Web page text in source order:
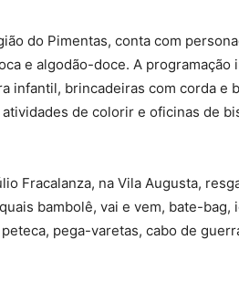
do Pimentas, conta com
e algodão-doce. A programação
infantil, brincadeiras com corda e
de colorir e oficinas de
Fracalanza, na Vila Augusta,
bambolê, vai e vem, bate-
pega-varetas, cabo de